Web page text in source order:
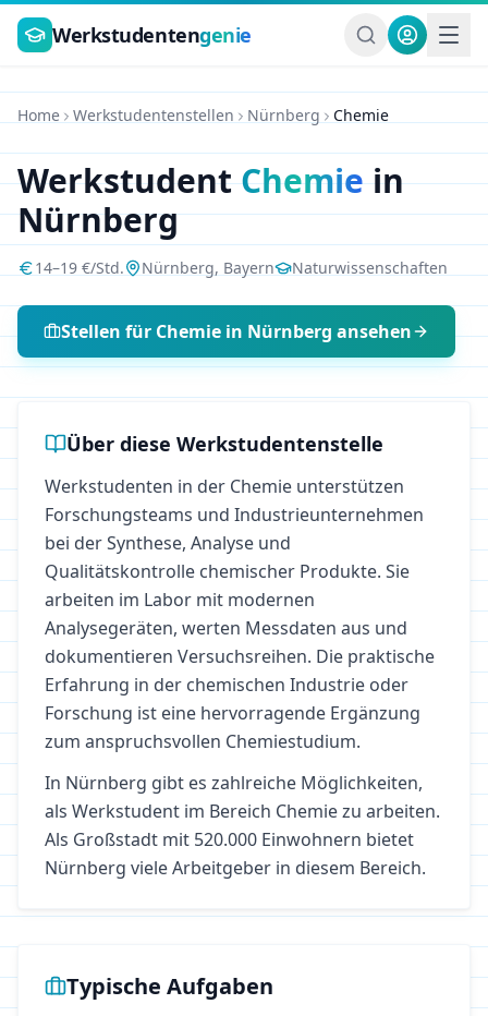
Zum Hauptinhalt springen
Werkstudentengenie
Home Werkstudentenstellen Nürnberg Chemie
WerkstudentChemiein
Nürnberg
14–19 €/Std. Nürnberg, Bayern Naturwissenschaften
Stellen für Chemie in Nürnberg ansehen
Über diese Werkstudentenstelle
Werkstudenten in der Chemie unterstützen
Forschungsteams und Industrieunternehmen
bei der Synthese, Analyse und
Qualitätskontrolle chemischer Produkte. Sie
arbeiten im Labor mit modernen
Analysegeräten, werten Messdaten aus und
dokumentieren Versuchsreihen. Die praktische
Erfahrung in der chemischen Industrie oder
Forschung ist eine hervorragende Ergänzung
zum anspruchsvollen Chemiestudium.
In Nürnberg gibt es zahlreiche Möglichkeiten,
als Werkstudent im Bereich Chemiezu arbeiten.
Als Großstadt mit 520.000 Einwohnern bietet
Nürnberg viele Arbeitgeber in diesem Bereich.
Typische Aufgaben